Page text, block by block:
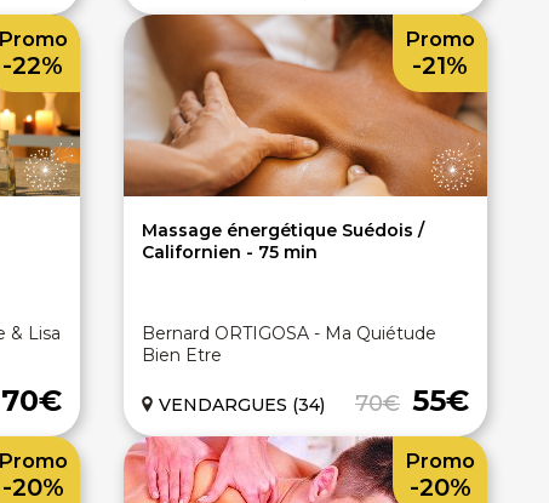
& Lisa
70€
Promo
-22%
Massage énergétique Suédois /
Californien - 75 min
Bernard ORTIGOSA - Ma Quiétude
Bien Etre
70€ 55€
VENDARGUES (34)
Promo
-21%
Promo
-20%
Promo
-20%